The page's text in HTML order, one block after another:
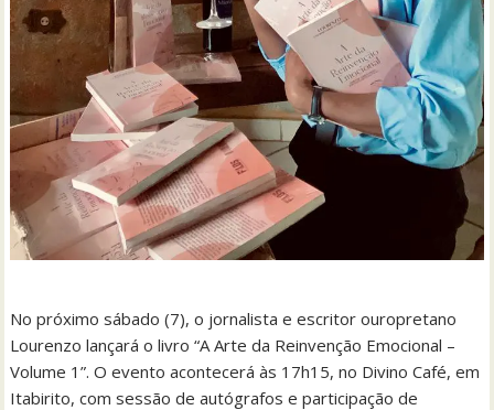
No próximo sábado (7), o jornalista e escritor ouropretano
Lourenzo lançará o livro “A Arte da Reinvenção Emocional –
Volume 1”. O evento acontecerá às 17h15, no Divino Café, em
Itabirito, com sessão de autógrafos e participação de